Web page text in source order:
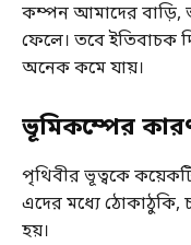
কম্পন আমাদের বাড়ি,
ফেলে। তবে ইতিবাচক
অনেক কমে যায়।
ভূমিকম্পের
পৃথিবীর ভূত্বকে
এদের মধ্যে ঠোকাঠুকি,
হয়।